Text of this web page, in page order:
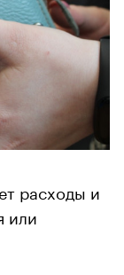
расходы и
или